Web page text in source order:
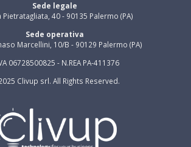
Sede legale
Pietratagliata, 40 - 90135 Palermo (PA)
Sede operativa
Marcellini, 10/B - 90129 Palermo (PA)
06728500825 - N.REA PA-411376
Clivup srl. All Rights Reserved.